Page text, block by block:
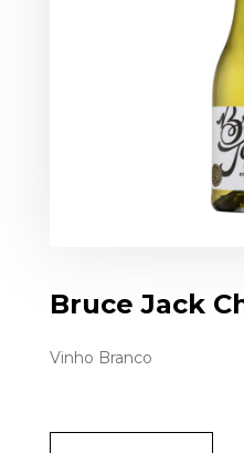
Bruce Jack
Vinho Branco